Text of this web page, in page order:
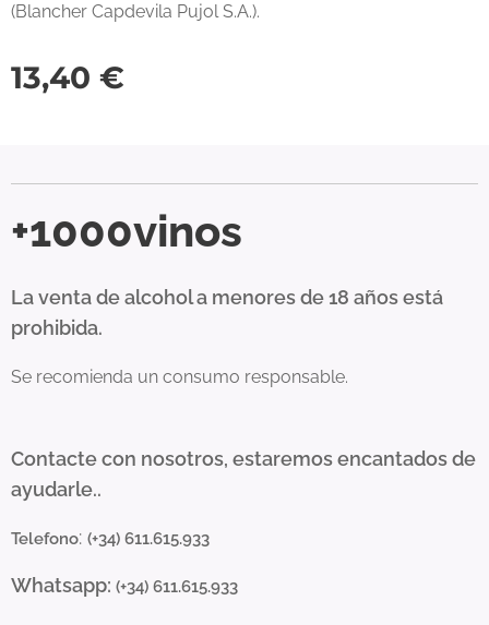
(Blancher Capdevila Pujol S.A.).
13,40 €
+1000vinos
La venta de alcohol a menores de 18 años está
prohibida.
Se recomienda un consumo responsable.
Contacte con nosotros, estaremos encantados de
ayudarle..
Telefono: (+34) 611.615.933
Whatsapp: (+34) 611.615.933